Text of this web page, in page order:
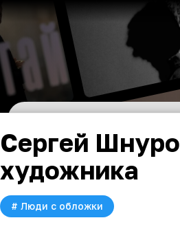
Сергей
художника
# Люди с обложки